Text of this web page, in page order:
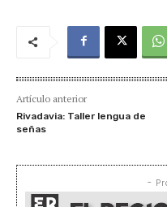
Artículo anterior
Rivadavia: Taller lengua de
señas
-